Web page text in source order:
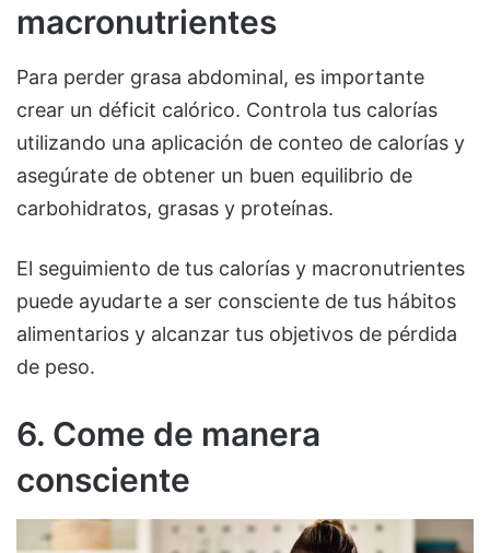
macronutrientes
Para perder grasa abdominal, es importante
crear un déficit calórico. Controla tus calorías
utilizando una aplicación de conteo de calorías y
asegúrate de obtener un buen equilibrio de
carbohidratos, grasas y proteínas.
El seguimiento de tus calorías y macronutrientes
puede ayudarte a ser consciente de tus hábitos
alimentarios y alcanzar tus objetivos de pérdida
de peso.
6. Come de manera
consciente